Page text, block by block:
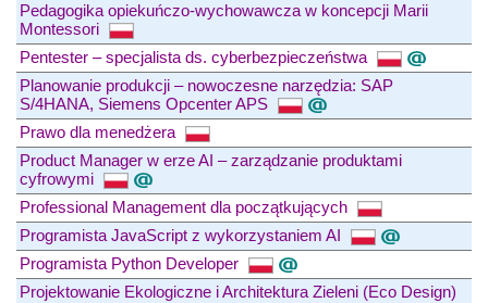
Pedagogika opiekuńczo-wychowawcza w koncepcji Marii
Montessori
Pentester – specjalista ds. cyberbezpieczeństwa
Planowanie produkcji – nowoczesne narzędzia: SAP
S/4HANA, Siemens Opcenter APS
Prawo dla menedżera
Product Manager w erze AI – zarządzanie produktami
cyfrowymi
Professional Management dla początkujących
Programista JavaScript z wykorzystaniem AI
Programista Python Developer
Projektowanie Ekologiczne i Architektura Zieleni (Eco Design)